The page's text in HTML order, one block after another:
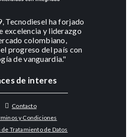
Tecnodiesel ha forjado
excelencia y liderazgo
colombiano,
progreso del país con
de vanguardia."
de interes
Contacto
y Condiciones
Tratamiento de Datos